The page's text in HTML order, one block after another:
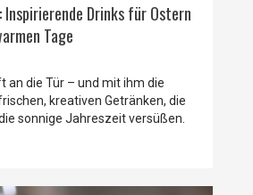
Inspirierende Drinks für Ostern
Tage
an die Tür – und mit ihm die
kreativen Getränken, die
sonnige Jahreszeit versüßen.